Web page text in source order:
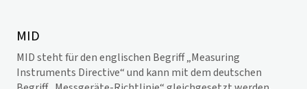
MID
MID steht für den englischen Begriff „Measuring
Instruments Directive“ und kann mit dem deutschen